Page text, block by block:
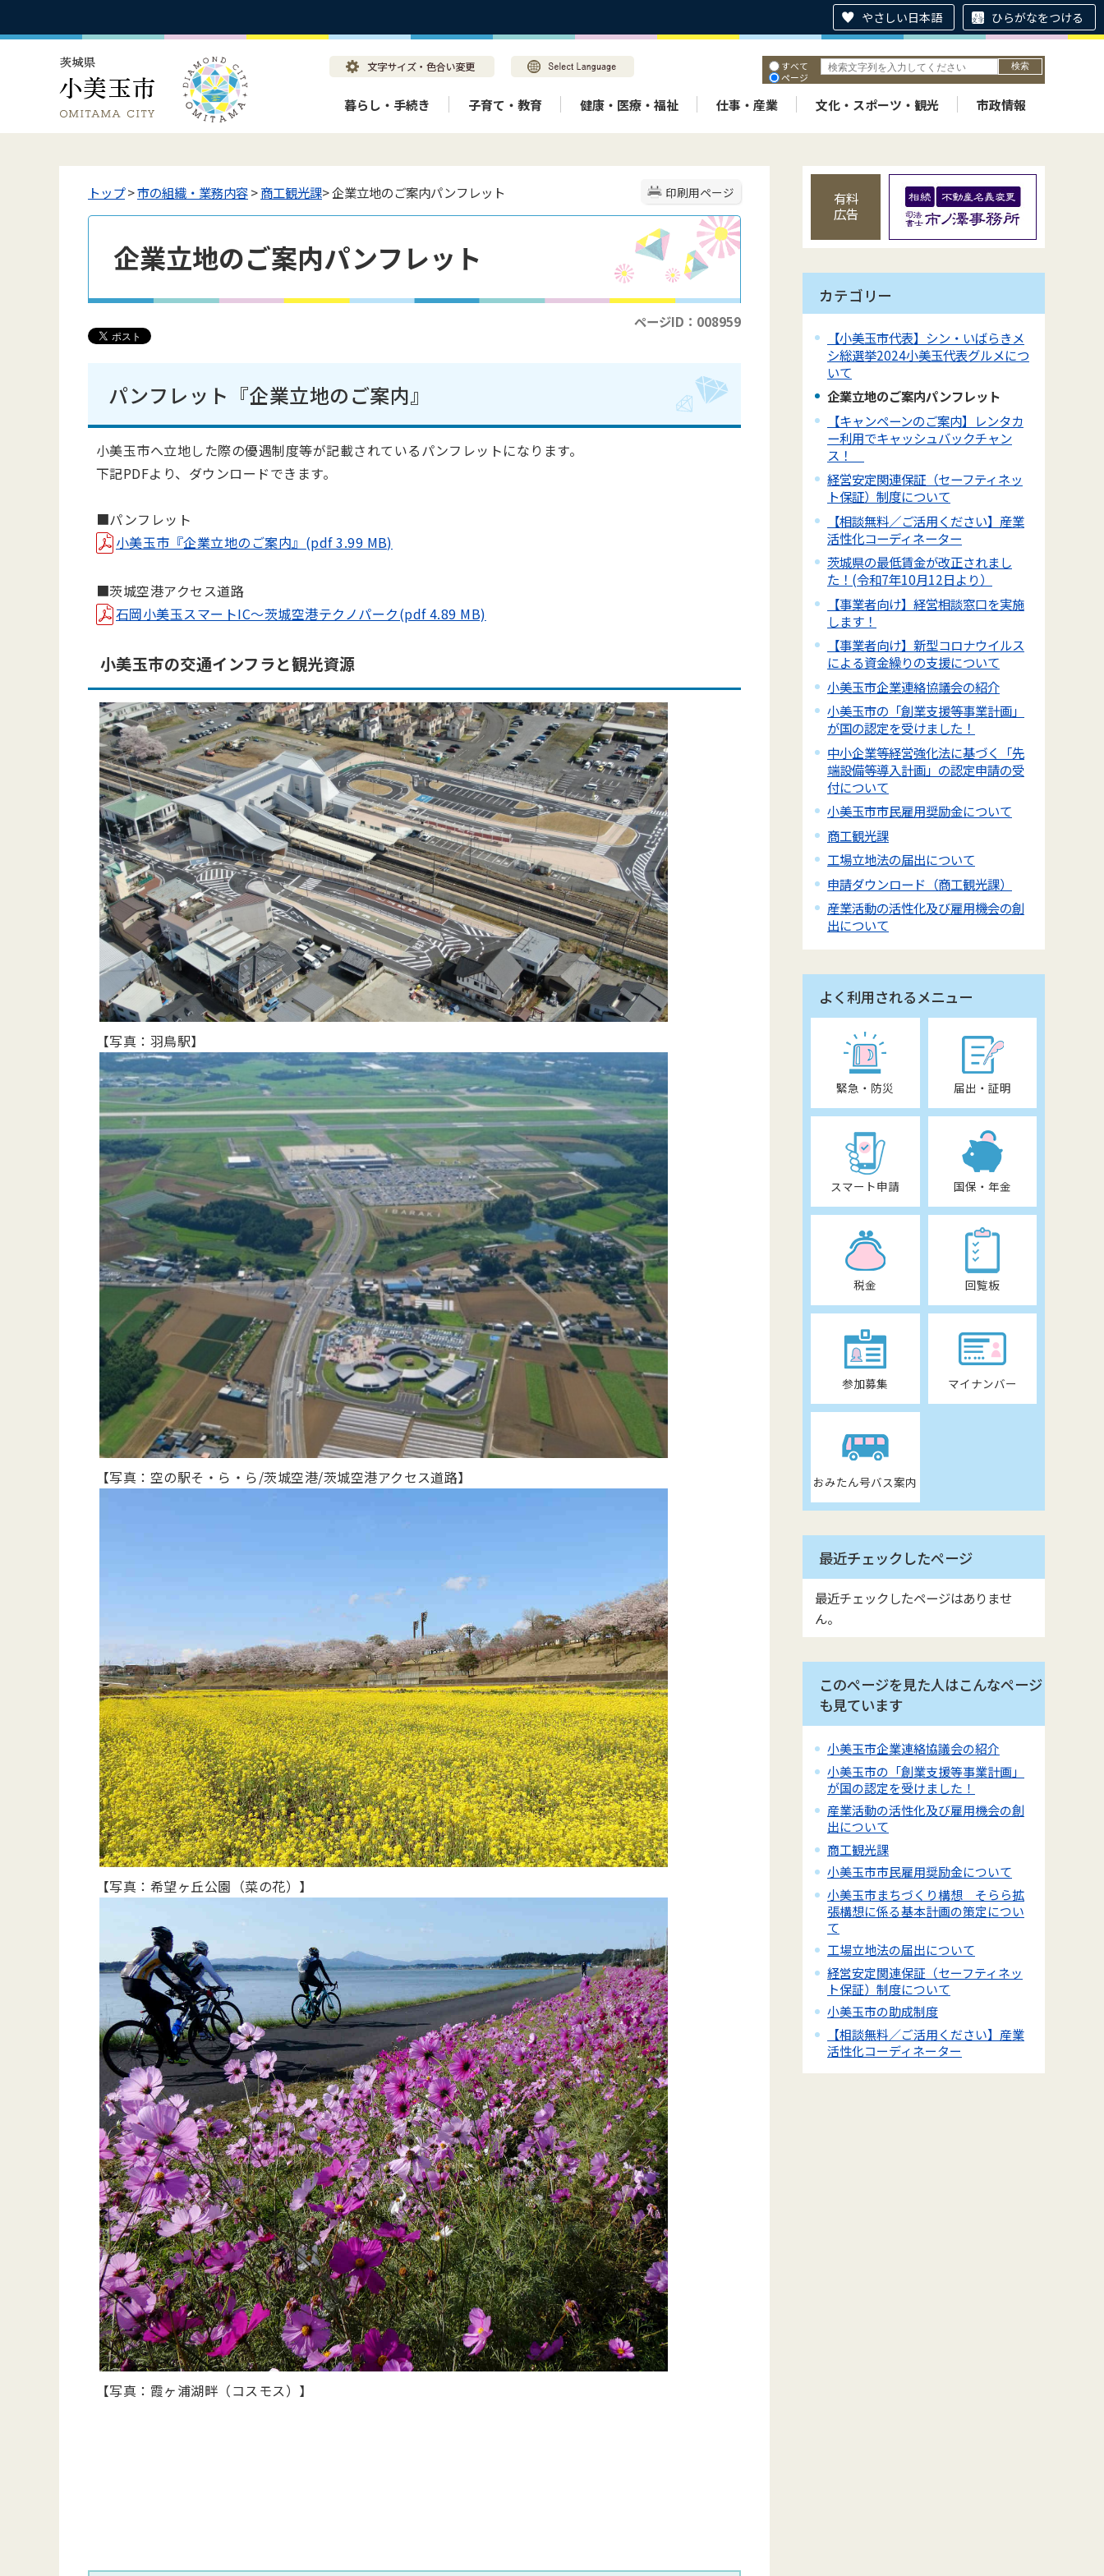
やさしい日本語 ひらがなをつける
すべて
ページ
暮らし・手続き 子育て・教育 健康・医療・福祉 仕事・産業 文化・スポーツ・観光 市政情報
印刷用ページ
トップ>市の組織・業務内容>商工観光課> 企業立地のご案内パンフレット
企業立地のご案内パンフレット
ページID：008959
パンフレット『企業立地のご案内』
小美玉市へ立地した際の優遇制度等が記載されているパンフレットになります。
下記PDFより、ダウンロードできます。
■パンフレット
小美玉市『企業立地のご案内』(pdf 3.99 MB)
■茨城空港アクセス道路
石岡小美玉スマートIC～茨城空港テクノパーク(pdf 4.89 MB)
小美玉市の交通インフラと観光資源
【写真：羽鳥駅】
【写真：空の駅そ・ら・ら/茨城空港/茨城空港アクセス道路】
【写真：希望ヶ丘公園（菜の花）】
【写真：霞ヶ浦湖畔（コスモス）】
有料
広告
カテゴリー
【小美玉市代表】シン・いばらきメ
シ総選挙2024小美玉代表グルメにつ
いて
企業立地のご案内パンフレット
【キャンペーンのご案内】レンタカ
ー利用でキャッシュバックチャン
ス！
経営安定関連保証（セーフティネッ
ト保証）制度について
【相談無料／ご活用ください】産業
活性化コーディネーター
茨城県の最低賃金が改正されまし
た！(令和7年10月12日より）
【事業者向け】経営相談窓口を実施
します！
【事業者向け】新型コロナウイルス
による資金繰りの支援について
小美玉市企業連絡協議会の紹介
小美玉市の「創業支援等事業計画」
が国の認定を受けました！
中小企業等経営強化法に基づく「先
端設備等導入計画」の認定申請の受
付について
小美玉市市民雇用奨励金について
商工観光課
工場立地法の届出について
申請ダウンロード（商工観光課）
産業活動の活性化及び雇用機会の創
出について
よく利用されるメニュー
緊急・防災 届出・証明
スマート申請 国保・年金
税金 回覧板
参加募集 マイナンバー
おみたん号バス案内
最近チェックしたページ
最近チェックしたページはありませ
ん。
このページを見た人はこんなページ
も見ています
小美玉市企業連絡協議会の紹介
小美玉市の「創業支援等事業計画」
が国の認定を受けました！
産業活動の活性化及び雇用機会の創
出について
商工観光課
小美玉市市民雇用奨励金について
小美玉市まちづくり構想 そらら拡
張構想に係る基本計画の策定につい
て
工場立地法の届出について
経営安定関連保証（セーフティネッ
ト保証）制度について
小美玉市の助成制度
【相談無料／ご活用ください】産業
活性化コーディネーター